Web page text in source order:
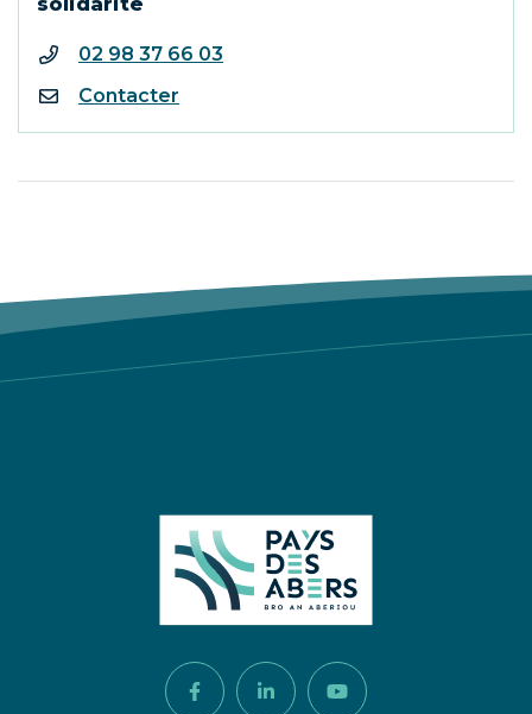
02 98 37 66 03
Contacter
Lien vers le compte Facebook
Lien vers le compte
Lien vers la chaîne